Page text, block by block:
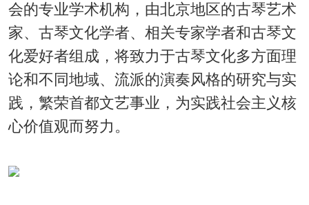
会的专业学术机构，由北京地区的古琴艺术
家、古琴文化学者、相关专家学者和古琴文
化爱好者组成，将致力于古琴文化多方面理
论和不同地域、流派的演奏风格的研究与实
践，繁荣首都文艺事业，为实践社会主义核
心价值观而努力。